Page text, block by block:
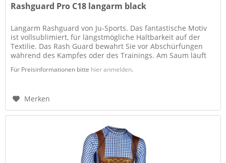
Rashguard Pro C18 langarm black
Langarm Rashguard von Ju-Sports. Das fantastische Motiv
ist vollsublimiert, für längstmögliche Haltbarkeit auf der
Textilie. Das Rash Guard bewahrt Sie vor Abschürfungen
während des Kampfes oder des Trainings. Am Saum läuft
Für Preisinformationen bitte hier anmelden.
Merken